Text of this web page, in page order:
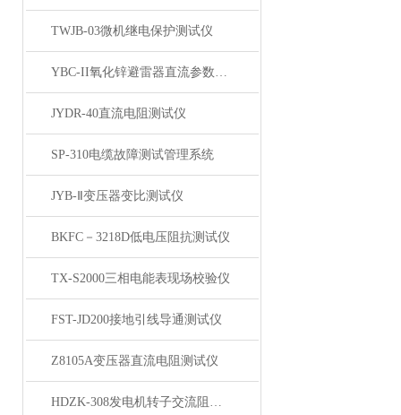
TWJB-03微机继电保护测试仪
YBC-II氧化锌避雷器直流参数测试仪
JYDR-40直流电阻测试仪
SP-310电缆故障测试管理系统
JYB-Ⅱ变压器变比测试仪
BKFC－3218D低电压阻抗测试仪
TX-S2000三相电能表现场校验仪
FST-JD200接地引线导通测试仪
Z8105A变压器直流电阻测试仪
HDZK-308发电机转子交流阻抗测试仪